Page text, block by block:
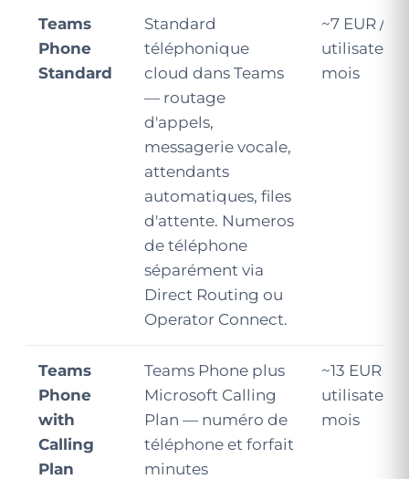
Teams
Phone
Standard
Standard
téléphonique
cloud dans Teams
— routage
d'appels,
messagerie vocale,
attendants
automatiques, files
d'attente. Numeros
de téléphone
séparément via
Direct Routing ou
Operator Connect.
~7 EUR /
utilisateur /
mois
Teams
Phone
with
Calling
Plan
Teams Phone plus
Microsoft Calling
Plan — numéro de
téléphone et forfait
minutes
~13 EUR /
utilisateur /
mois